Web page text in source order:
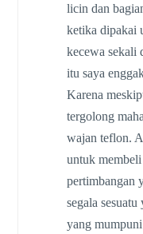
licin dan
ketika dipakai
kecewa sekali
itu saya
Karena
tergolong
wajan teflon.
untuk
pertimbangan
segala
yang